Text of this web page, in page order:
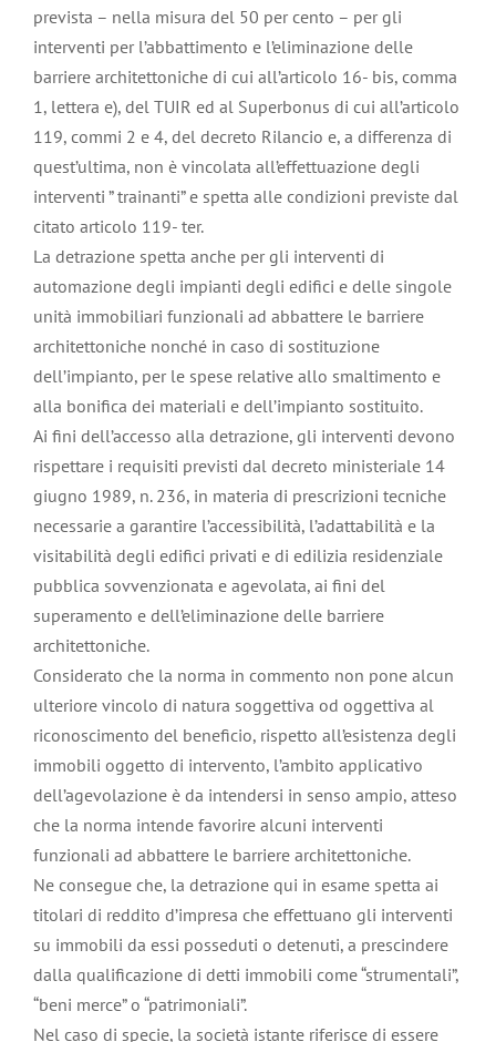
prevista – nella misura del 50 per cento – per gli
interventi per l’abbattimento e l’eliminazione delle
barriere architettoniche di cui all’articolo 16- bis, comma
1, lettera e), del TUIR ed al Superbonus di cui all’articolo
119, commi 2 e 4, del decreto Rilancio e, a differenza di
quest’ultima, non è vincolata all’effettuazione degli
interventi ” trainanti” e spetta alle condizioni previste dal
citato articolo 119- ter.
La detrazione spetta anche per gli interventi di
automazione degli impianti degli edifici e delle singole
unità immobiliari funzionali ad abbattere le barriere
architettoniche nonché in caso di sostituzione
dell’impianto, per le spese relative allo smaltimento e
alla bonifica dei materiali e dell’impianto sostituito.
Ai fini dell’accesso alla detrazione, gli interventi devono
rispettare i requisiti previsti dal decreto ministeriale 14
giugno 1989, n. 236, in materia di prescrizioni tecniche
necessarie a garantire l’accessibilità, l’adattabilità e la
visitabilità degli edifici privati e di edilizia residenziale
pubblica sovvenzionata e agevolata, ai fini del
superamento e dell’eliminazione delle barriere
architettoniche.
Considerato che la norma in commento non pone alcun
ulteriore vincolo di natura soggettiva od oggettiva al
riconoscimento del beneficio, rispetto all’esistenza degli
immobili oggetto di intervento, l’ambito applicativo
dell’agevolazione è da intendersi in senso ampio, atteso
che la norma intende favorire alcuni interventi
funzionali ad abbattere le barriere architettoniche.
Ne consegue che, la detrazione qui in esame spetta ai
titolari di reddito d’impresa che effettuano gli interventi
su immobili da essi posseduti o detenuti, a prescindere
dalla qualificazione di detti immobili come “strumentali”,
“beni merce” o “patrimoniali”.
Nel caso di specie, la società istante riferisce di essere